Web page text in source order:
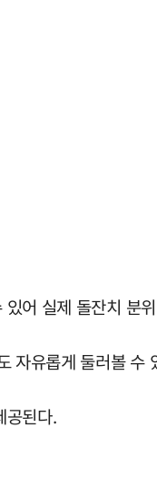
어 실제 돌잔치 분
자유롭게 둘러볼 수
공된다.